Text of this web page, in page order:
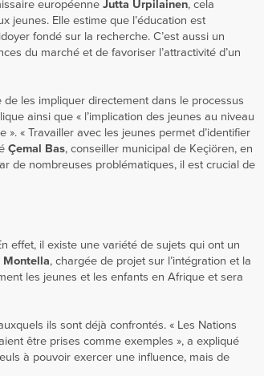
européenne Jutta Urpilainen, cela
jeunes. Elle estime que l’éducation est
fondé sur la recherche. C’est aussi un
du marché et de favoriser l’attractivité d’un
les impliquer directement dans le processus
ainsi que « l’implication des jeunes au niveau
« Travailler avec les jeunes permet d’identifier
Çemal Bas, conseiller municipal de Keçiören, en
de nombreuses problématiques, il est crucial de
effet, il existe une variété de sujets qui ont un
Montella, chargée de projet sur l’intégration et la
les jeunes et les enfants en Afrique et sera
ils sont déjà confrontés. « Les Nations
être prises comme exemples », a expliqué
à pouvoir exercer une influence, mais de